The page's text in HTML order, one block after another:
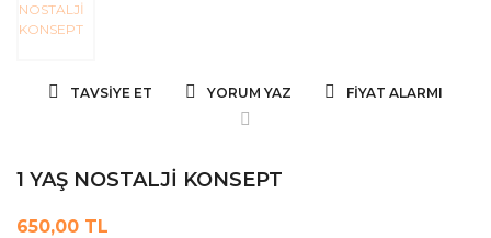
TAVSIYE ET YORUM YAZ FIYAT ALARMI
1 YAŞ NOSTALJİ KONSEPT
650,00 TL